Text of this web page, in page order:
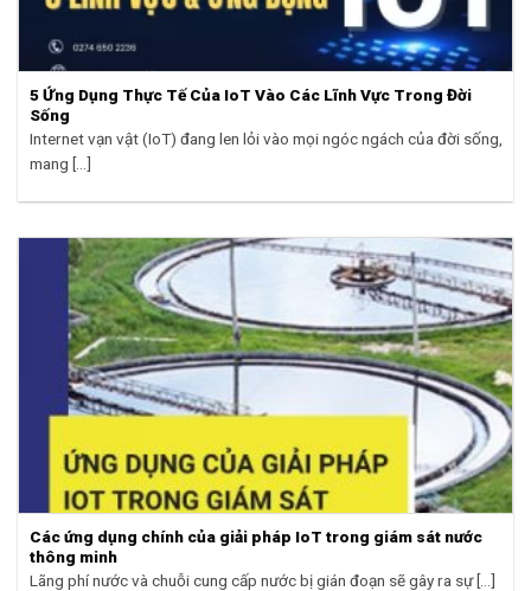
5 Ứng Dụng Thực Tế Của IoT Vào Các Lĩnh Vực Trong Đời
Sống
Internet vạn vật (IoT) đang len lỏi vào mọi ngóc ngách của đời sống,
mang [...]
Các ứng dụng chính của giải pháp IoT trong giám sát nước
thông minh
Lãng phí nước và chuỗi cung cấp nước bị gián đoạn sẽ gây ra sự [...]